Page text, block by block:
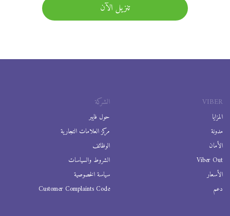
تنزيل الآن
VIBER
المزايا
مدونة
الأمان
Viber Out
الأسعار
دعم
الشركة
حول فايبر
مركز العلامات التجارية
الوظائف
الشروط والسياسات
سياسة الخصوصية
Customer Complaints Code